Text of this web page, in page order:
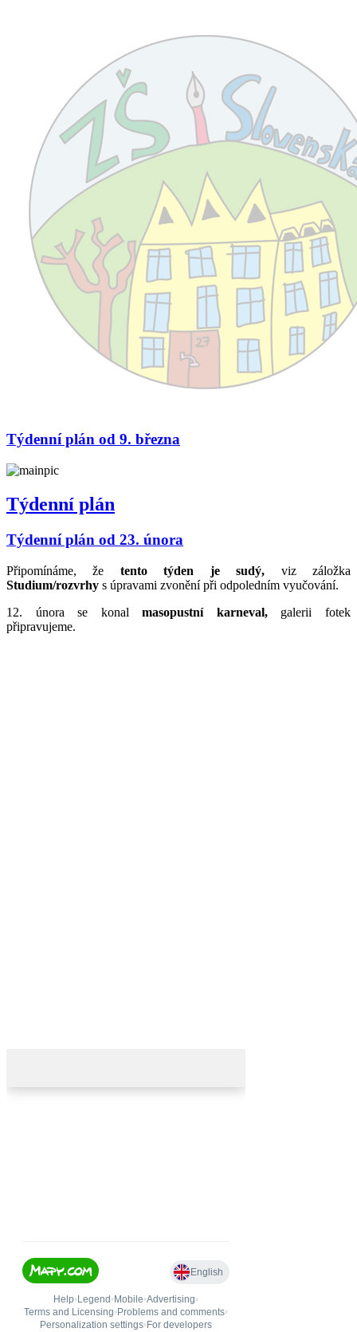
Týdenní plán od 9. března
Týdenní plán
Týdenní plán od 23. února
Připomínáme, že tento týden je sudý, viz záložka
Studium/rozvrhy s úpravami zvonění při odpoledním vyučování.
12. února se konalmasopustní karneval,galerii fotek
připravujeme.